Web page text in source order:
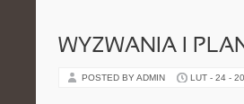
WYZWANIA I
POSTED BY ADMIN LUT - 24 -